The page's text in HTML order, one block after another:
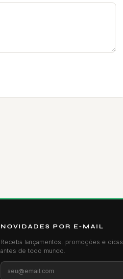
NOVIDADES POR E-MAIL
Receba lançamentos, promoções e dicas
antes de todo mundo.